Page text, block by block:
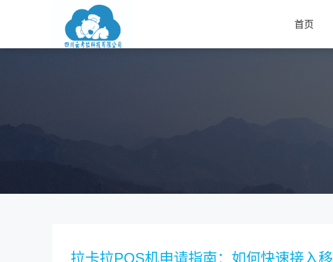
首页
拉卡拉POS机申请指南：如何快速接入